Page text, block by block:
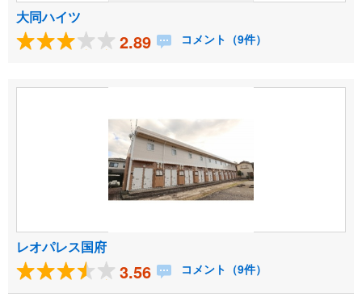
大同ハイツ
2.89 コメント（9件）
レオパレス国府
3.56 コメント（9件）